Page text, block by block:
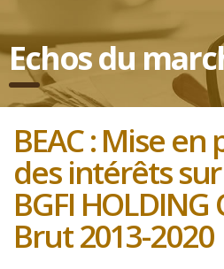
Echos du
BEAC : Mise
des intérêts
BGFI HOLDING
Brut 2013-2020